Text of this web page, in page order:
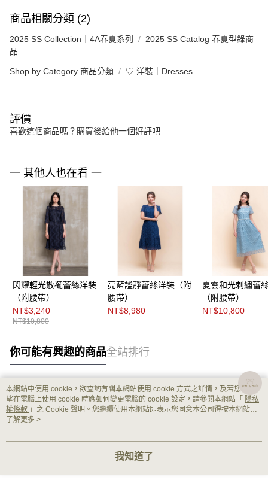
商品相關分類 (2)
2025 SS Collection｜4A春夏系列
2025 SS Catalog 春夏型錄商
品
Shop by Category 商品分類 ♡ 洋裝｜Dresses
評價
喜歡這個商品嗎？購買後給他一個好評吧
一 其他人也在看 一
閃耀輕光散襬蕾絲洋裝
（附腰帶）
NT$3,240
NT$10,800
亮藍謐靜蕾絲洋裝（附
腰帶）
NT$8,980
夏雲和光刺繡蕾
（附腰帶）
NT$10,800
你可能有興趣的商品全站排行
熱門標籤
本網站中使用 cookie，欲查詢有關本網站使用 cookie 方式之詳情，及若您不希
望在電腦上使用 cookie 時應如何變更電腦的 cookie 設定，請參閱本網站「 隱私
權條款 」之 Cookie 聲明。您繼續使用本網站即表示您同意本公司得按本網站使
用條款之 Cookie 聲明使用 cookie。
了解更多 >
我知道了